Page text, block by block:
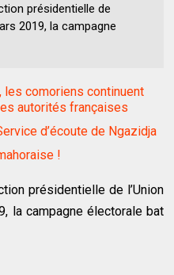
présidentielle de
2019, la campagne
comoriens continuent
autorités françaises
d’écoute de Ngazidja
!
présidentielle de l’Union
la campagne électorale bat